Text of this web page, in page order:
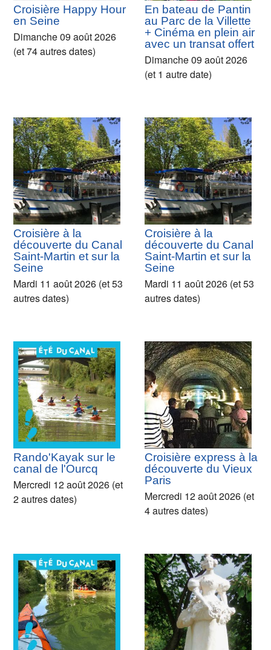
Croisière Happy Hour
en Seine
Dimanche 09 août 2026
(et 74 autres dates)
En bateau de Pantin
au Parc de la Villette
+ Cinéma en plein air
avec un transat offert
Dimanche 09 août 2026
(et 1 autre date)
Croisière à la
découverte du Canal
Saint-Martin et sur la
Seine
Mardi 11 août 2026 (et 53
autres dates)
Croisière à la
découverte du Canal
Saint-Martin et sur la
Seine
Mardi 11 août 2026 (et 53
autres dates)
Rando'Kayak sur le
canal de l'Ourcq
Mercredi 12 août 2026 (et
2 autres dates)
Croisière express à la
découverte du Vieux
Paris
Mercredi 12 août 2026 (et
4 autres dates)